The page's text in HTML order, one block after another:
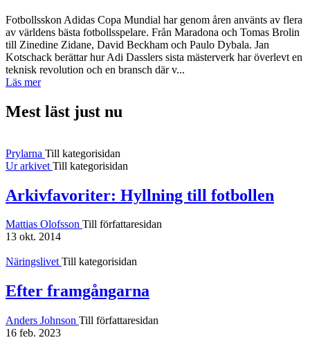
Fotbollsskon Adidas Copa Mundial har genom åren använts av flera
av världens bästa fotbollsspelare. Från Maradona och Tomas Brolin
till Zinedine Zidane, David Beckham och Paulo Dybala. Jan
Kotschack berättar hur Adi Dasslers sista mästerverk har överlevt en
teknisk revolution och en bransch där v...
Läs mer
Mest läst just nu
Prylarna Till kategorisidan
Ur arkivet Till kategorisidan
Arkivfavoriter: Hyllning till fotbollen
Mattias Olofsson Till författaresidan
13 okt. 2014
NäringslivetTill kategorisidan
Efter framgångarna
Anders Johnson Till författaresidan
16 feb. 2023